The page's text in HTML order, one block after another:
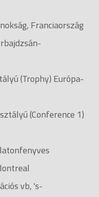
Franciaország
(Trophy) Európa-
(Conference 1)
vb, 's-